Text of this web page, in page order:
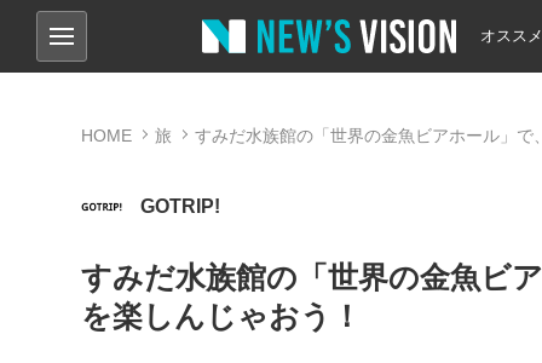
オスス
HOME 旅 すみだ水族館の「世界の金魚ビアホール」
GOTRIP!
すみだ水族館の「世界の金魚ビ
を楽しんじゃおう！